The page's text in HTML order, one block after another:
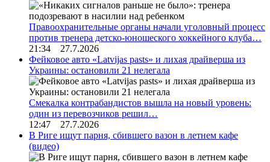
Правоохранительные органы начали уголовный процесс
против тренера детско-юношеского хоккейного клуба…
21:34 27.7.2026
Фейковое авто «Latvijas pasts» и лихая драйверша из
Украины: остановили 21 нелегала
Смекалка контрабандистов вышла на новый уровень:
один из перевозчиков решил…
12:47 27.7.2026
В Риге ищут парня, сбившего вазон в летнем кафе
(видео)